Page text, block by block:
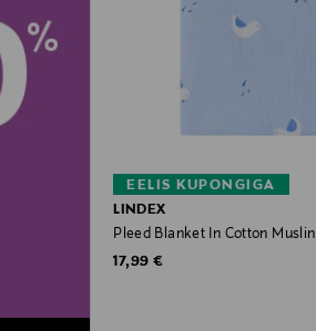
EELIS KUPONGIGA
LINDEX
Pleed Blanket In Cotton Muslin
Original Price
17,99 €